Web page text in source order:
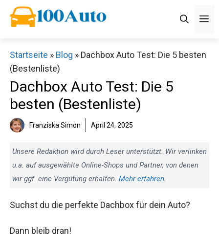
Zum
Inhalt
Startseite » Blog » Dachbox Auto Test: Die 5 besten
(Bestenliste)
Dachbox Auto Test: Die 5
besten (Bestenliste)
Franziska Simon April 24, 2025
Unsere Redaktion wird durch Leser unterstützt. Wir verlinken
u.a. auf ausgewählte Online-Shops und Partner, von denen
wir ggf. eine Vergütung erhalten. Mehr erfahren.
Suchst du die perfekte Dachbox für dein Auto?
Dann bleib dran!